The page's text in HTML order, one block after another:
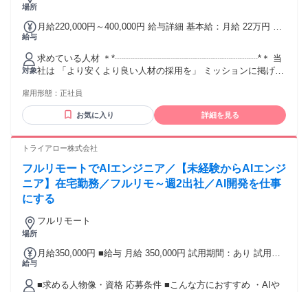
場所
給与
月給220,000円～400,000円 給与詳細 基本給：月給 22万円 〜
れる通勤・皆勤・家族手当金額：なし 全員に一律で支払われ
るその他手当金額：あり ※給与は経験を考慮して決定。 ・
PC手当あり ・モニター購入手当あり ・交通費全額支給（四
半期ミーティングの移動費全額負担） ・賞与あり（3.5ヶ月
対象
求めている人材 ＊*┈┈┈┈┈┈┈┈┈┈┈┈┈┈┈┈*＊ 当
社は 「より安くより良い人材の採用を」 ミッションに掲げて
献したい という方をお待ちしています。 *＊
┈┈┈┈┈┈┈┈┈┈┈┈┈┈┈┈＊* ⭐必須条件 ￣￣￣￣￣
￣￣￣￣￣￣￣￣￣￣￣￣￣ ◆法人対応（窓口や営業）の経
￣￣￣ ◇人事・採用業務の経験がある方 ◇BtoBの業務経験が
人物像 ￣￣￣￣￣￣￣￣￣￣￣￣￣￣￣￣￣￣ ＊チームワー
クを大切にできる方 ＊主体的に考え行動できる方 ＊マルチタ
スクを効率的にこなせる方 ＊報連相を徹底できる方 ＊オンラ
インツールを活用した コミュニケーションが出来る方 ⭐使用
ツール ￣￣￣￣￣￣￣￣￣￣￣￣￣￣￣￣￣￣ ＊チャットワ
男性21％、女性79％ 平均年齢：33歳 有給取得率：100％ 前職
レル人事 求人広告代理店 人材紹介会社 など
雇用形態： 正社員
お気に入り 詳細を見る
トライアロー株式会社
フルリモートでAIエンジニア／【未経験からAIエンジ
ニア】在宅勤務／フルリモ～週2出社／AI開発を仕事
にする
場所
フルリモート
給与
月給350,000円 ■給与 月給 350,000円 試用期間：あり 試用時
を超える場合には、入社日から6か月間。 試用期間中の条件：
■求める人物像・資格 応募条件 ■こんな方におすすめ ・AIや